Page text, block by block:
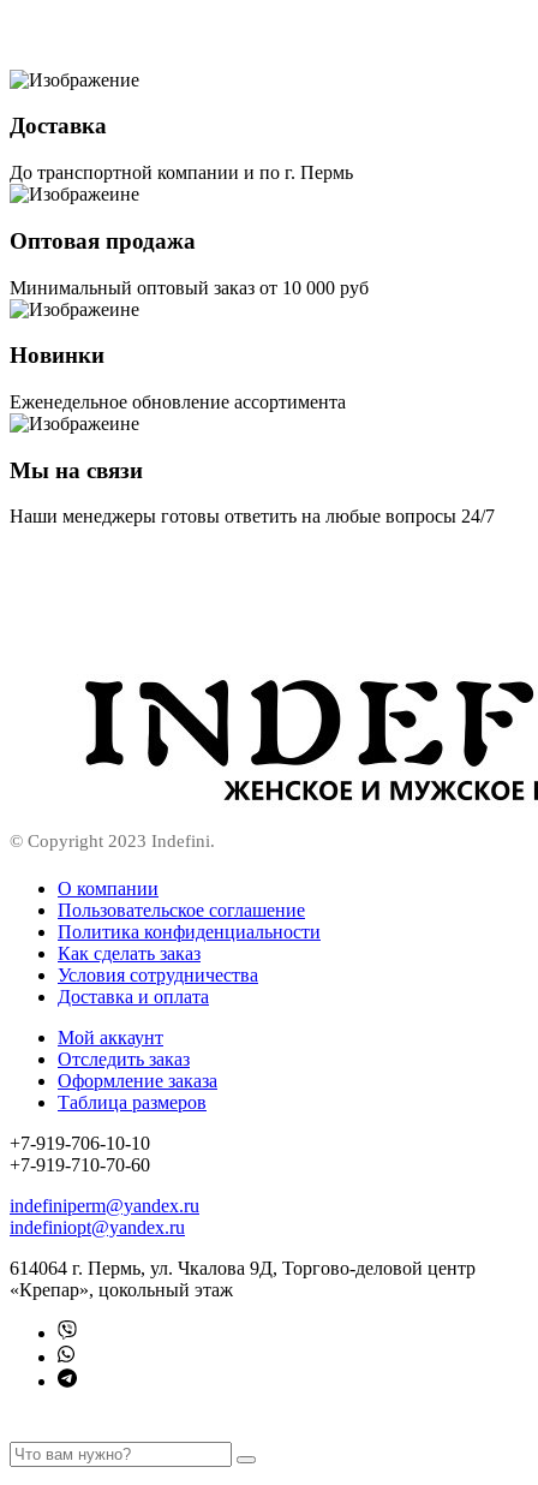
Доставка
До транспортной компании и по г. Пермь
Оптовая продажа
Минимальный оптовый заказ от 10 000 руб
Новинки
Еженедельное обновление ассортимента
Мы на связи
Наши менеджеры готовы ответить на любые вопросы 24/7
© Copyright 2023 Indefini.
О компании
Пользовательское соглашение
Политика конфиденциальности
Как сделать заказ
Условия сотрудничества
Доставка и оплата
Мой аккаунт
Отследить заказ
Оформление заказа
Таблица размеров
+7-919-706-10-10
+7-919-710-70-60
indefiniperm@yandex.ru
indefiniopt@yandex.ru
614064 г. Пермь, ул. Чкалова 9Д, Торгово-деловой центр
«Крепар», цокольный этаж